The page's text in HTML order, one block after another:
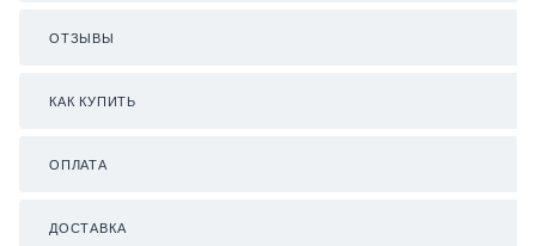
ОТЗЫВЫ
КАК КУПИТЬ
ОПЛАТА
ДОСТАВКА